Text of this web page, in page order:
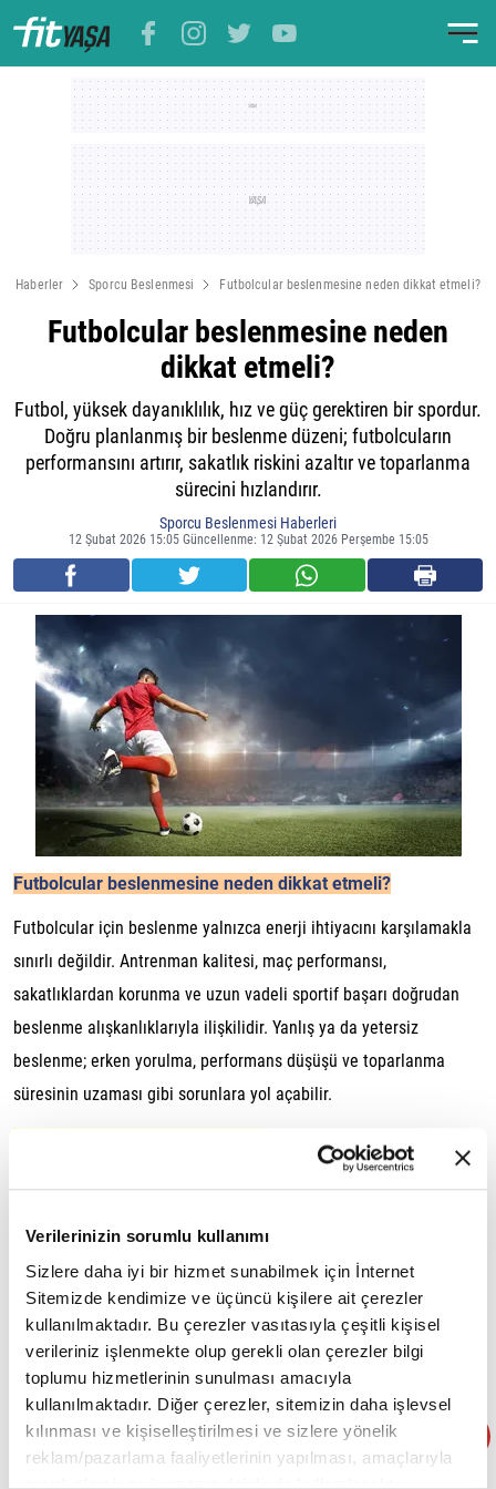
Verilerinizin sorumlu kullanımı
Sizlere daha iyi bir hizmet sunabilmek için İnternet
Sitemizde kendimize ve üçüncü kişilere ait çerezler
kullanılmaktadır. Bu çerezler vasıtasıyla çeşitli kişisel
verileriniz işlenmekte olup gerekli olan çerezler bilgi
toplumu hizmetlerinin sunulması amacıyla
kullanılmaktadır. Diğer çerezler, sitemizin daha işlevsel
kılınması ve kişiselleştirilmesi ve sizlere yönelik
reklam/pazarlama faaliyetlerinin yapılması, amaçlarıyla
sınırlı olarak açık rızanız dahilinde kullanılacaktır.
Haberler Sporcu Beslenmesi Futbolcular beslenmesine neden dikkat etmeli?
Futbolcular beslenmesine neden
dikkat etmeli?
Futbol, yüksek dayanıklılık, hız ve güç gerektiren bir spordur.
Doğru planlanmış bir beslenme düzeni; futbolcuların
performansını artırır, sakatlık riskini azaltır ve toparlanma
sürecini hızlandırır.
Sporcu Beslenmesi Haberleri
12 Şubat 2026 15:05 Güncellenme: 12 Şubat 2026 Perşembe 15:05
Futbolcular beslenmesine neden dikkat etmeli?
Futbolcular için beslenme yalnızca enerji ihtiyacını karşılamakla
sınırlı değildir. Antrenman kalitesi, maç performansı,
sakatlıklardan korunma ve uzun vadeli sportif başarı doğrudan
beslenme alışkanlıklarıyla ilişkilidir. Yanlış ya da yetersiz
beslenme; erken yorulma, performans düşüşü ve toparlanma
süresinin uzaması gibi sorunlara yol açabilir.
depolarının hızlı tükenmesine neden olur. Dengeli karbonhidrat
alımı, maç boyunca enerjinin sürdürülebilir olmasını sağlar ve
performans düşüşünü önler.
Kas onarımı ve toparlanma
Antrenman ve maçlar sırasında kas dokusunda mikro hasarlar
oluşur. Yeterli protein alımı, kas onarımını destekler ve
toparlanma süresini kısaltır. Maç sonrası doğru beslenme, bir